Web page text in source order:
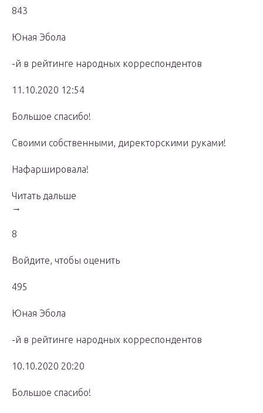
843
Юная Эбола
-й в рейтинге народных корреспондентов
11.10.2020 12:54
Большое спасибо!
Своими собственными, директорскими руками!
Нафаршировала!
Читать дальше
→
8
Войдите, чтобы оценить
495
Юная Эбола
-й в рейтинге народных корреспондентов
10.10.2020 20:20
Большое спасибо!